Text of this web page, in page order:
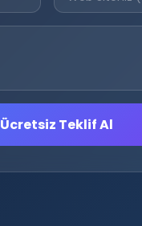
Ücretsiz Teklif Al